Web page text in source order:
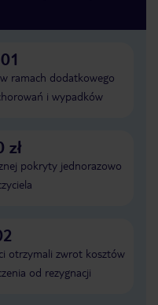
ramach dodatkowego
i wypadków
zł
pokryty jednorazowo
otrzymali zwrot kosztów
od rezygnacji